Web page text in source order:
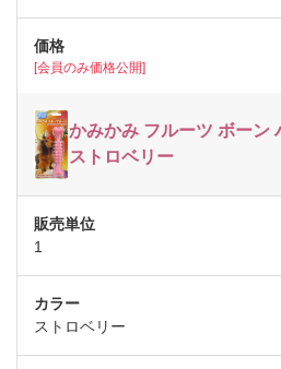
[会員のみ価格公開]
かみかみ フルーツ ボーン
ストロベリー
1
ストロベリー